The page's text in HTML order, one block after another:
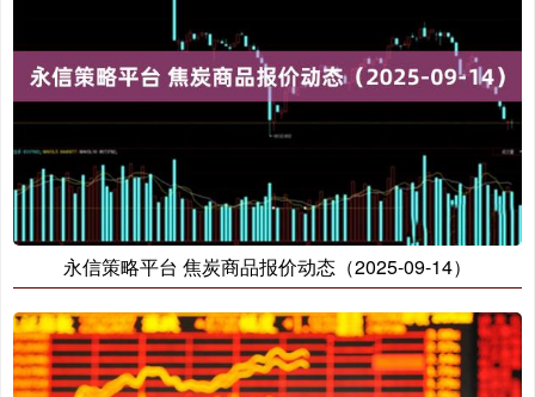
永信策略平台 焦炭商品报价动态（2025-09-14）